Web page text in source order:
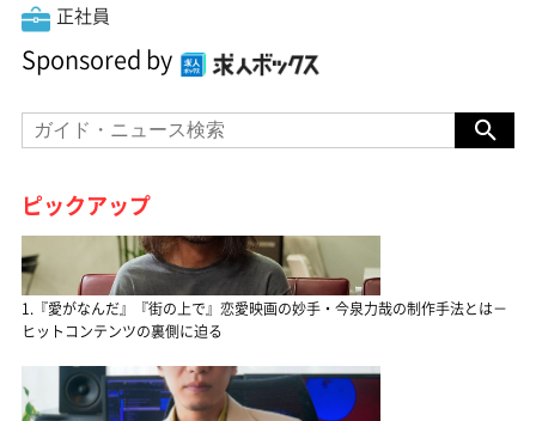
正社員
Sponsored by
ピックアップ
1.『愛がなんだ』『街の上で』恋愛映画の妙手・今泉力哉の制作手法とは－
ヒットコンテンツの裏側に迫る